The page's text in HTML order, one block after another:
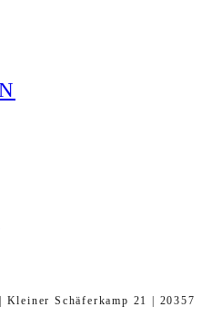
Schäferkamp 21 | 20357